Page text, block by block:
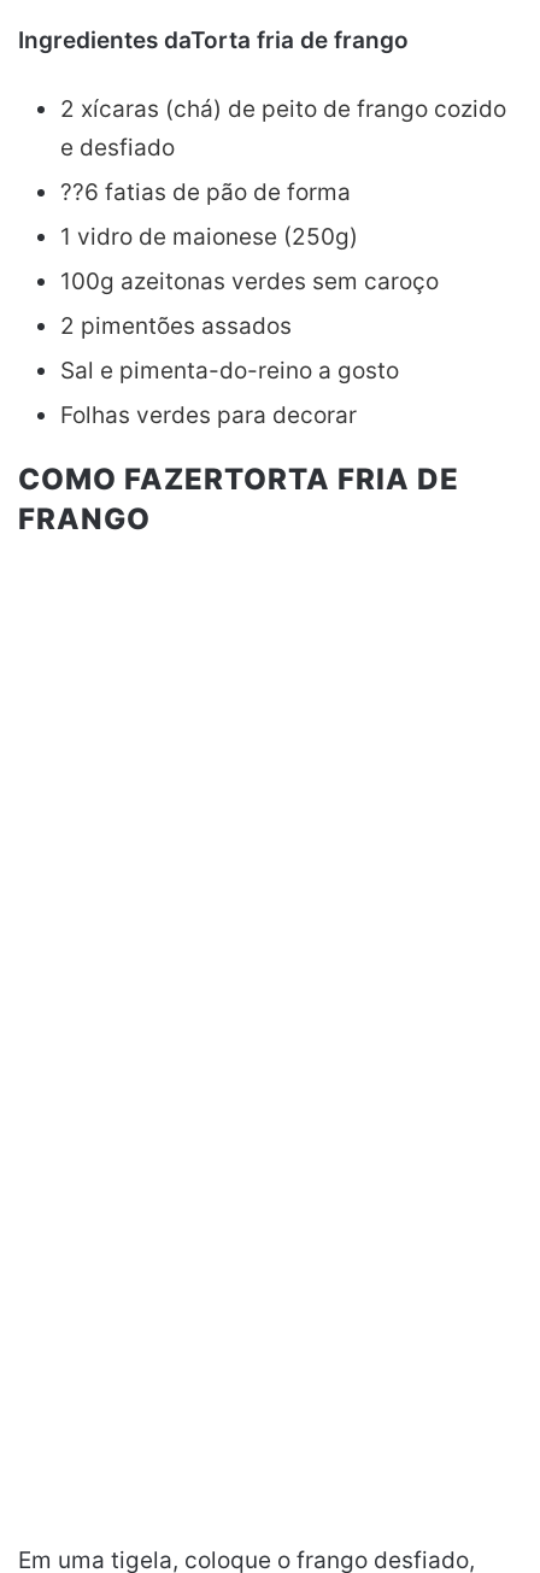
Ingredientes daTorta fria de frango
2 xícaras (chá) de peito de frango cozido
e desfiado
??6 fatias de pão de forma
1 vidro de maionese (250g)
100g azeitonas verdes sem caroço
2 pimentões assados
Sal e pimenta-do-reino a gosto
Folhas verdes para decorar
COMO FAZERTORTA FRIA DE
FRANGO
Em uma tigela, coloque o frango desfiado,